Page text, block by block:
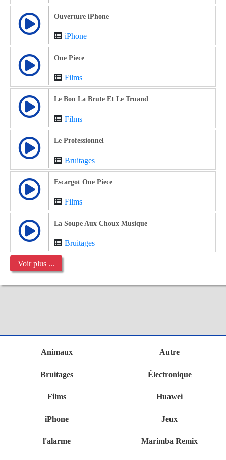
Ouverture iPhone
iPhone
One Piece
Films
Le Bon La Brute Et Le Truand
Films
Le Professionnel
Bruitages
Escargot One Piece
Films
La Soupe Aux Choux Musique
Bruitages
Voir plus ...
Animaux Autre
Bruitages Électronique
Films Huawei
iPhone Jeux
l'alarme Marimba Remix